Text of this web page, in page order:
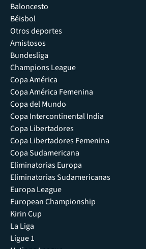
Baloncesto
Béisbol
Otros deportes
Amistosos
Bundesliga
Champions League
Copa América
Copa América Femenina
Copa del Mundo
Copa Intercontinental India
Copa Libertadores
Copa Libertadores Femenina
Copa Sudamericana
Eliminatorias Europa
Eliminatorias Sudamericanas
Europa League
European Championship
Kirin Cup
La Liga
Ligue 1